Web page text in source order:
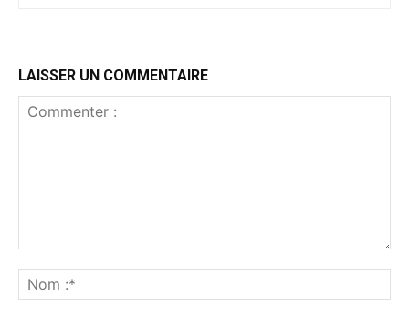
LAISSER UN COMMENTAIRE